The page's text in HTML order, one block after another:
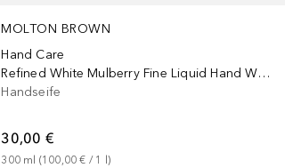
MOLTON BROWN
Hand Care
Refined White Mulberry Fine Liquid Hand Wash
Handseife
30,00 €
300 ml (100,00 € / 1 )